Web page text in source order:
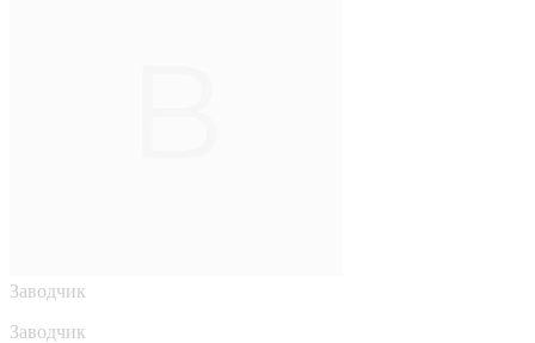
Заводчик
Заводчик